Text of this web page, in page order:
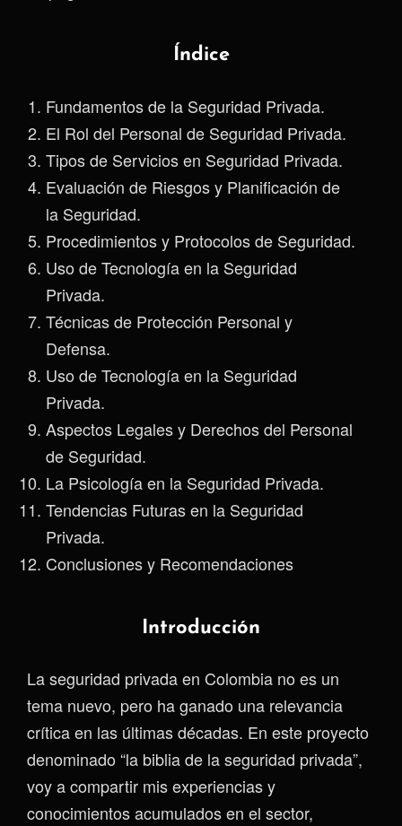
Índice
Fundamentos de la Seguridad Privada.
El Rol del Personal de Seguridad Privada.
Tipos de Servicios en Seguridad Privada.
Evaluación de Riesgos y Planificación de
la Seguridad.
Procedimientos y Protocolos de Seguridad.
Uso de Tecnología en la Seguridad
Privada.
Técnicas de Protección Personal y
Defensa.
Uso de Tecnología en la Seguridad
Privada.
Aspectos Legales y Derechos del Personal
de Seguridad.
La Psicología en la Seguridad Privada.
Tendencias Futuras en la Seguridad
Privada.
Conclusiones y Recomendaciones
Introducción
La seguridad privada en Colombia no es un
tema nuevo, pero ha ganado una relevancia
crítica en las últimas décadas. En este proyecto
denominado “la biblia de la seguridad privada”,
voy a compartir mis experiencias y
conocimientos acumulados en el sector,